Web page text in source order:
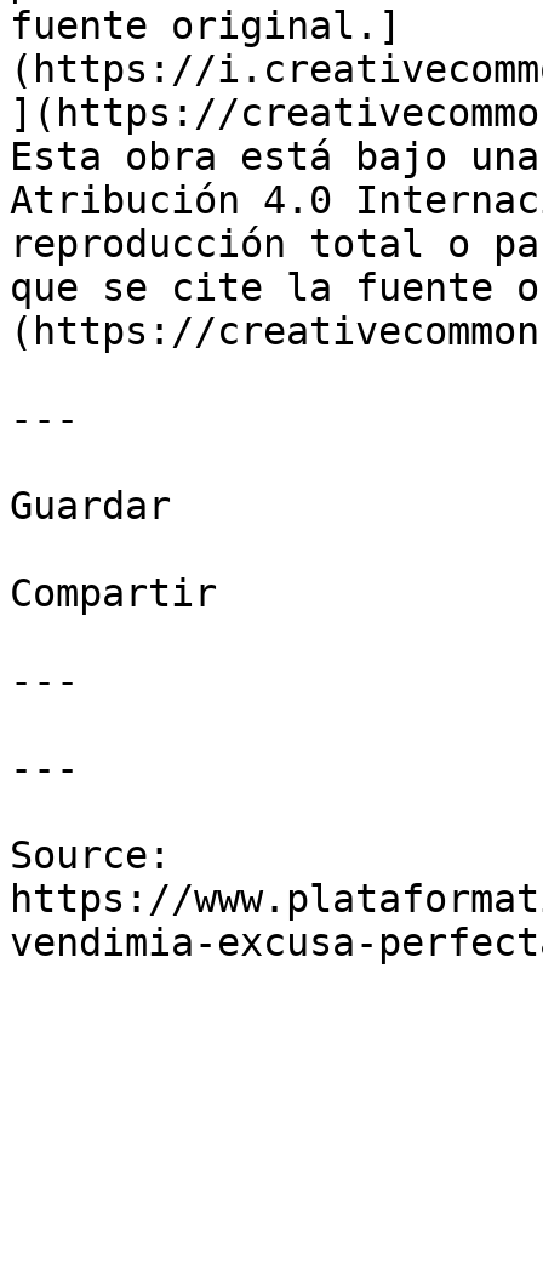
fuente original.]
(https://
](https://
Esta obra está bajo
Atribución 4.0
reproducción total o
que se cite la fuente
(https://
---
Guardar
Compartir
---
---
Source:
https://